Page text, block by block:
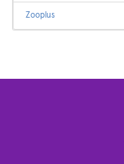
Zooplus